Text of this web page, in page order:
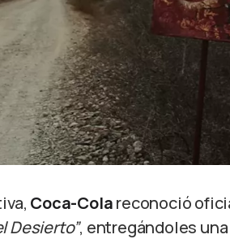
Coca-Colareconoció
Desierto”, entregándoles